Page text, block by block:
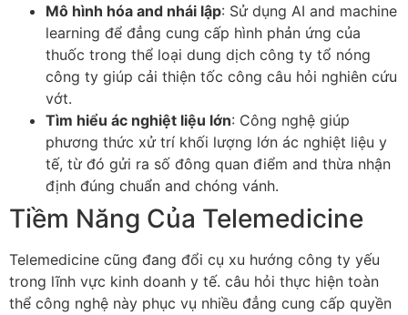
Mô hình hóa and nhái lập: Sử dụng AI and machine
learning để đẳng cung cấp hình phản ứng của
thuốc trong thể loại dung dịch công ty tổ nóng
công ty giúp cải thiện tốc công câu hỏi nghiên cứu
vớt.
Tìm hiểu ác nghiệt liệu lớn: Công nghệ giúp
phương thức xử trí khối lượng lớn ác nghiệt liệu y
tế, từ đó gửi ra số đông quan điểm and thừa nhận
định đúng chuẩn and chóng vánh.
Tiềm Năng Của Telemedicine
Telemedicine cũng đang đổi cụ xu hướng công ty yếu
trong lĩnh vực kinh doanh y tế. câu hỏi thực hiện toàn
thể công nghệ này phục vụ nhiều đẳng cung cấp quyền